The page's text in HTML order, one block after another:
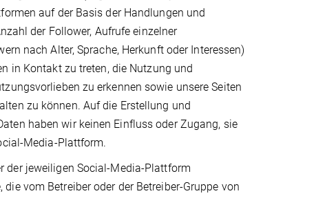
auf der Basis der Handlungen und
der Follower, Aufrufe einzelner
nach Alter, Sprache, Herkunft oder Interessen)
in Kontakt zu treten, die Nutzung und
zu erkennen sowie unsere Seiten
zu können. Auf die Erstellung und
haben wir keinen Einfluss oder Zugang, sie
Media-Plattform.
der jeweiligen Social-Media-Plattform
vom Betreiber oder der Betreiber-Gruppe von